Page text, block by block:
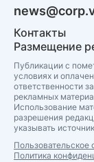
Контакты
Размещение
Публикации с
условиях и
ответственности
рекламных
Использование
разрешения
указывать
Пользовательское
Политика